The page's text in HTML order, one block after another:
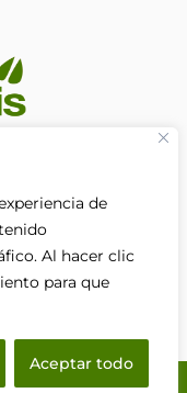
de
Al hacer clic
para que
Aceptar todo
y pasión por los
es solo nuestra
de ser.
reservados.